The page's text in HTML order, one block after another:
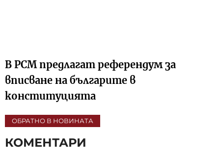
В РСМ предлагат референдум за
вписване на българите в
конституцията
ОБРАТНО В НОВИНАТА
КОМЕНТАРИ